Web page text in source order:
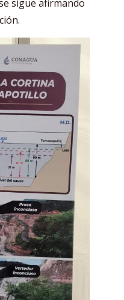
sigue afirmando